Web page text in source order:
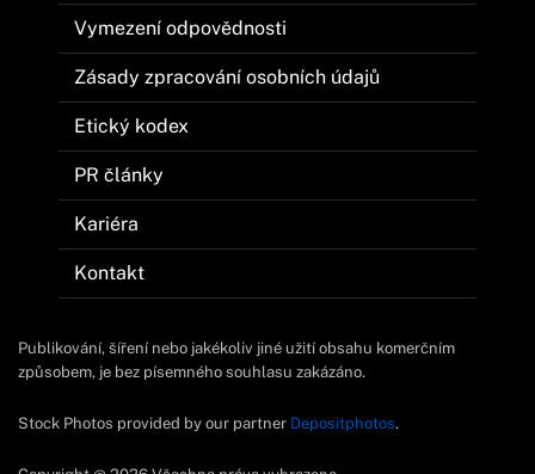
Vymezení odpovědnosti
Zásady zpracování osobních údajů
Etický kodex
PR články
Kariéra
Kontakt
Publikování, šíření nebo jakékoliv jiné užití obsahu komerčním
způsobem, je bez písemného souhlasu zakázáno.
Stock Photos provided by our partner Depositphotos.